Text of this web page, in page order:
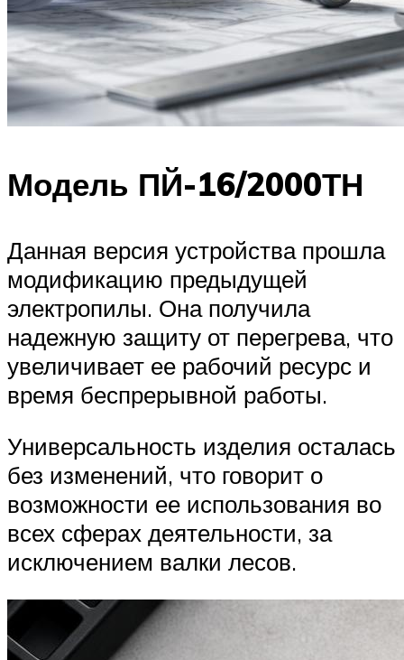
Модель ПЙ-16/2000ТН
Данная версия устройства прошла
модификацию предыдущей
электропилы. Она получила
надежную защиту от перегрева, что
увеличивает ее рабочий ресурс и
время беспрерывной работы.
Универсальность изделия осталась
без изменений, что говорит о
возможности ее использования во
всех сферах деятельности, за
исключением валки лесов.